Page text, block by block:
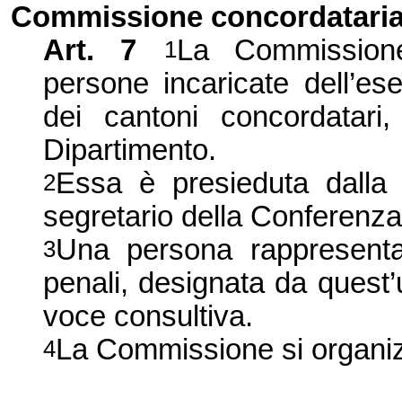
Commissione
Art. 7 1La
persone incaricate
dei cantoni
Dipartimento.
2Essa è presieduta
segretario della
3Una persona
penali, designata da
voce consultiva.
4La Commissione si